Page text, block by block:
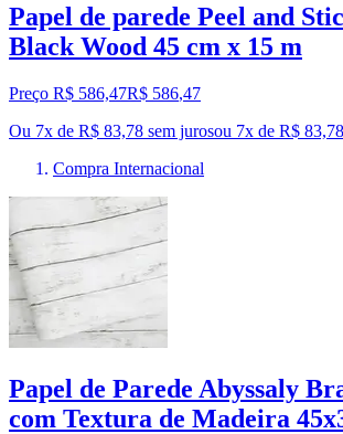
Papel de parede Peel and
Black Wood 45 cm x 15 m
Preço R$ 586,47R$ 586,47
Ou 7x de R$ 83,78 sem jurosou 7x de R$ 83,78
Compra Internacional
Papel de Parede Abyssaly
com Textura de Madeira